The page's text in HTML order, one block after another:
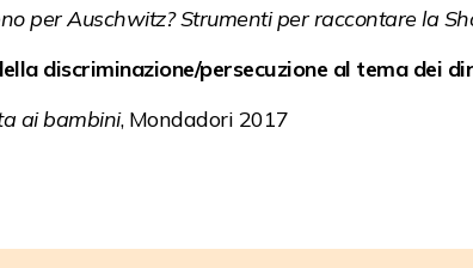
per Auschwitz? Strumenti per raccontare la
discriminazione/persecuzione al tema dei
ai bambini, Mondadori 2017